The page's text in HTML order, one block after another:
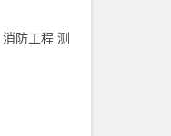
消防工程 测